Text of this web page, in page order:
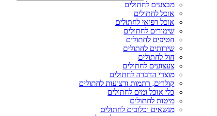
מבצעים לחתולים
אוכל לחתולים
אוכל רפואי לחתולים
שימורים לחתולים
חטיפים לחתולים
שירותים לחתולים
חול לחתולים
צעצועים לחתולים
מוצרי הדברה לחתולים
קולרים, רתמות ורצועות לחתולים
כלי אוכל ומים לחתולים
מיטות לחתולים
מנשאים וכלובים לחתולים